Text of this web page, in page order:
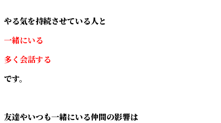
やる気を持続させている人と
一緒にいる
多く会話する
です。
友達やいつも一緒にいる仲間の影響は